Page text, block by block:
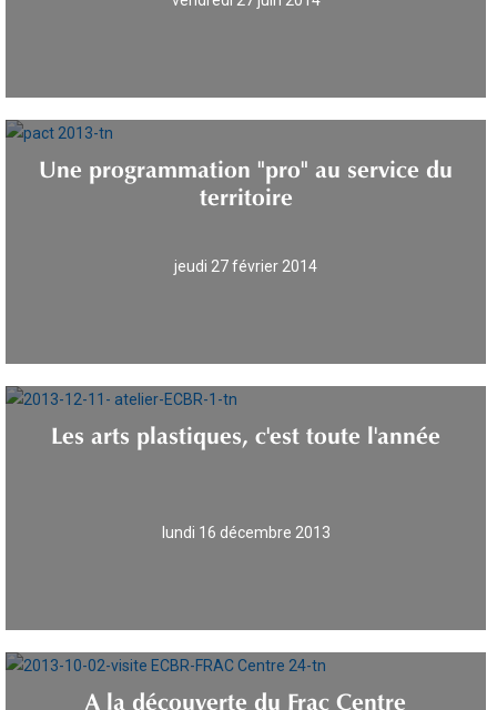
Une programmation "pro" au service du
territoire
jeudi 27 février 2014
Les arts plastiques, c'est toute l'année
lundi 16 décembre 2013
A la découverte du Frac Centre